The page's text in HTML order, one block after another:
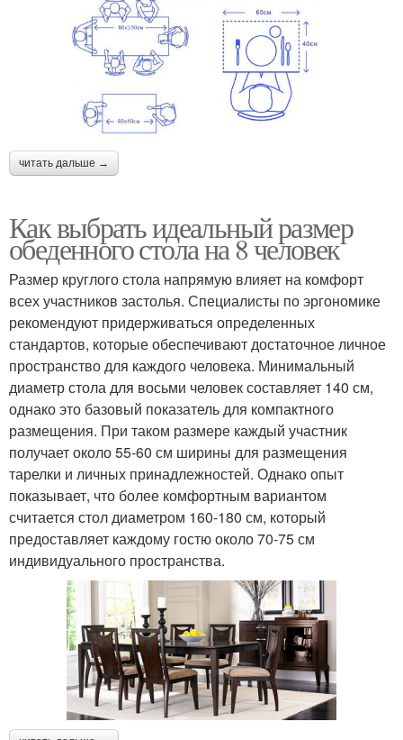
читать дальше →
Как выбрать идеальный размер
обеденного стола на 8 человек
Размер круглого стола напрямую влияет на комфорт
всех участников застолья. Специалисты по эргономике
рекомендуют придерживаться определенных
стандартов, которые обеспечивают достаточное личное
пространство для каждого человека. Минимальный
диаметр стола для восьми человек составляет 140 см,
однако это базовый показатель для компактного
размещения. При таком размере каждый участник
получает около 55-60 см ширины для размещения
тарелки и личных принадлежностей. Однако опыт
показывает, что более комфортным вариантом
считается стол диаметром 160-180 см, который
предоставляет каждому гостю около 70-75 см
индивидуального пространства.